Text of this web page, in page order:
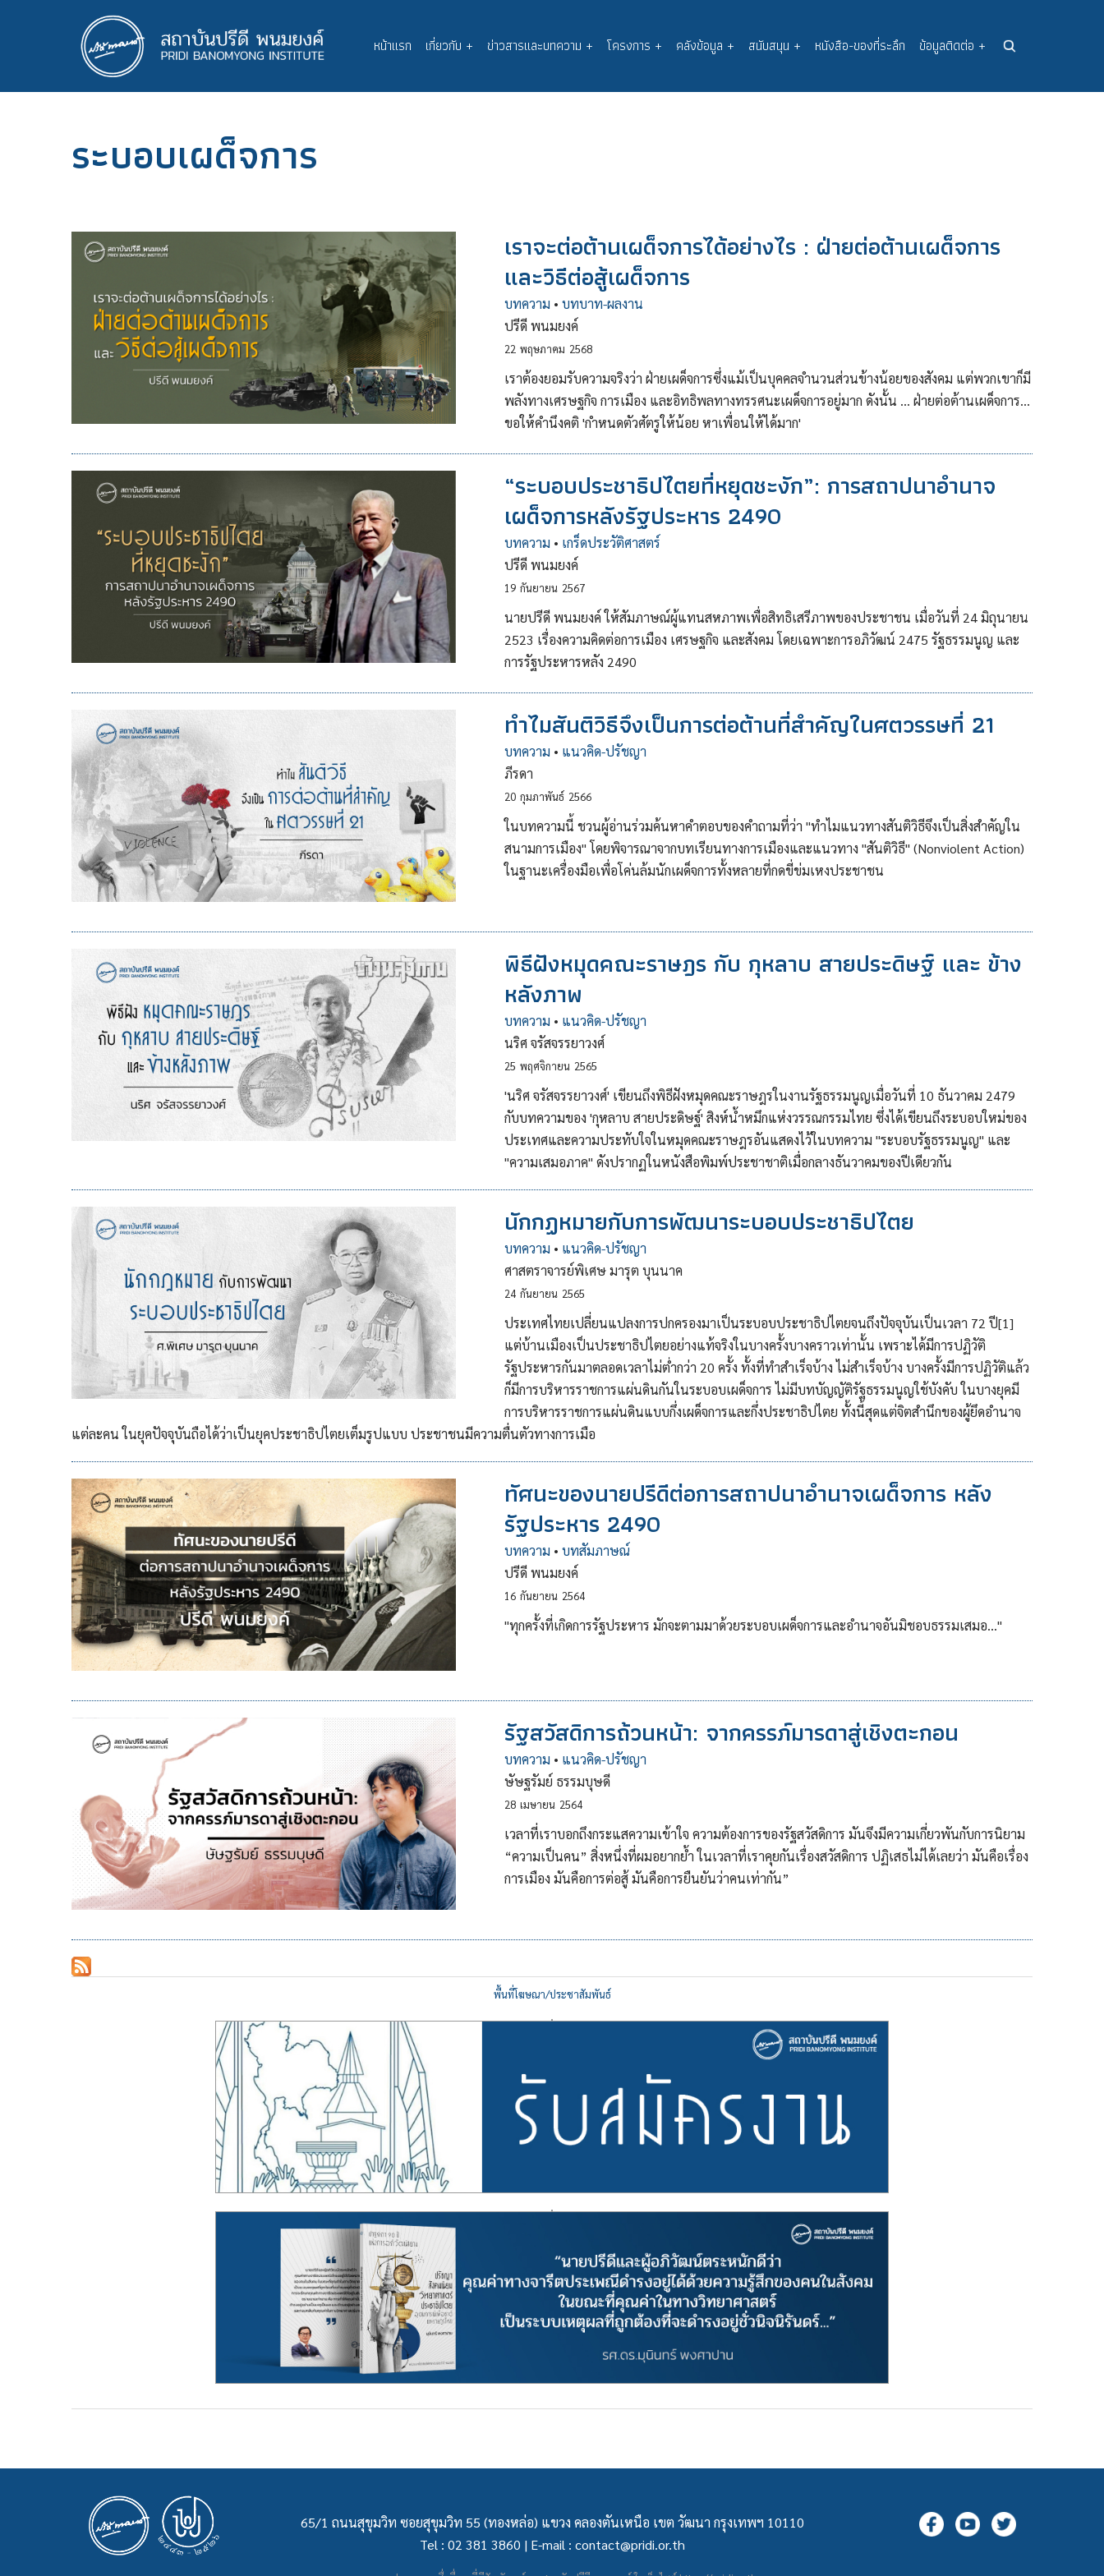
Main
navigation
หน้าแรก เกี่ยวกับ + ข่าวสารและบทความ + โครงการ + คลังข้อมูล + สนับสนุน + หนังสือ-ของที่ระลึก ข้อมูลติดต่อ +
ระบอบเผด็จการ
เราจะต่อต้านเผด็จการได้อย่างไร : ฝ่ายต่อต้านเผด็จการ
และวิธีต่อสู้เผด็จการ
บทความ • บทบาท-ผลงาน
ปรีดี พนมยงค์
22 พฤษภาคม 2568
เราต้องยอมรับความจริงว่า ฝ่ายเผด็จการซึ่งแม้เป็นบุคคลจํานวนส่วนข้างน้อยของสังคม แต่พวกเขาก็มี
พลังทางเศรษฐกิจ การเมือง และอิทธิพลทางทรรศนะเผด็จการอยู่มาก ดังนั้น ... ฝ่ายต่อต้านเผด็จการ...
ขอให้คํานึงคติ 'กําหนดตัวศัตรูให้น้อย หาเพื่อนให้ได้มาก'
“ระบอบประชาธิปไตยที่หยุดชะงัก”: การสถาปนาอำนาจ
เผด็จการหลังรัฐประหาร 2490
บทความ • เกร็ดประวัติศาสตร์
ปรีดี พนมยงค์
19 กันยายน 2567
นายปรีดี พนมยงค์ ให้สัมภาษณ์ผู้แทนสหภาพเพื่อสิทธิเสรีภาพของประชาชน เมื่อวันที่ 24 มิถุนายน
2523 เรื่องความคิดต่อการเมือง เศรษฐกิจ และสังคม โดยเฉพาะการอภิวัฒน์ 2475 รัฐธรรมนูญ และ
การรัฐประหารหลัง 2490
ทำไมสันติวิธีจึงเป็นการต่อต้านที่สำคัญในศตวรรษที่ 21
บทความ • แนวคิด-ปรัชญา
ภีรดา
20 กุมภาพันธ์ 2566
ในบทความนี้ ชวนผู้อ่านร่วมค้นหาคำตอบของคำถามที่ว่า "ทำไมแนวทางสันติวิธีจึงเป็นสิ่งสำคัญใน
สนามการเมือง" โดยพิจารณาจากบทเรียนทางการเมืองและแนวทาง "สันติวิธี" (Nonviolent Action)
ในฐานะเครื่องมือเพื่อโค่นล้มนักเผด็จการทั้งหลายที่กดขี่ข่มเหงประชาชน
พิธีฝังหมุดคณะราษฎร กับ กุหลาบ สายประดิษฐ์ และ ข้าง
หลังภาพ
บทความ • แนวคิด-ปรัชญา
นริศ จรัสจรรยาวงศ์
25 พฤศจิกายน 2565
'นริศ จรัสจรรยาวงศ์' เขียนถึงพิธีฝังหมุดคณะราษฎรในงานรัฐธรรมนูญเมื่อวันที่ 10 ธันวาคม 2479
กับบทความของ 'กุหลาบ สายประดิษฐ์' สิงห์น้ำหมึกแห่งวรรณกรรมไทย ซึ่งได้เขียนถึงระบอบใหม่ของ
ประเทศและความประทับใจในหมุดคณะราษฎรอันแสดงไว้ในบทความ "ระบอบรัฐธรรมนูญ" และ
"ความเสมอภาค" ดังปรากฏในหนังสือพิมพ์ประชาชาติเมื่อกลางธันวาคมของปีเดียวกัน
นักกฏหมายกับการพัฒนาระบอบประชาธิปไตย
บทความ • แนวคิด-ปรัชญา
ศาสตราจารย์พิเศษ มารุต บุนนาค
24 กันยายน 2565
ประเทศไทยเปลี่ยนแปลงการปกครองมาเป็นระบอบประชาธิปไตยจนถึงปัจจุบันเป็นเวลา 72 ปี[1]
แต่บ้านเมืองเป็นประชาธิปไตยอย่างแท้จริงในบางครั้งบางคราวเท่านั้น เพราะได้มีการปฏิวัติ
รัฐประหารกันมาตลอดเวลาไม่ต่ำกว่า 20 ครั้ง ทั้งที่ทำสำเร็จบ้าง ไม่สำเร็จบ้าง บางครั้งมีการปฏิวัติแล้ว
ก็มีการบริหารราชการแผ่นดินกันในระบอบเผด็จการ ไม่มีบทบัญญัติรัฐธรรมนูญใช้บังคับ ในบางยุคมี
การบริหารราชการแผ่นดินแบบกึ่งเผด็จการและกึ่งประชาธิปไตย ทั้งนี้สุดแต่จิตสำนึกของผู้ยึดอำนาจ
แต่ละคน ในยุคปัจจุบันถือได้ว่าเป็นยุคประชาธิปไตยเต็มรูปแบบ ประชาชนมีความตื่นตัวทางการเมือ
ทัศนะของนายปรีดีต่อการสถาปนาอำนาจเผด็จการ หลัง
รัฐประหาร 2490
บทความ • บทสัมภาษณ์
ปรีดี พนมยงค์
16 กันยายน 2564
"ทุกครั้งที่เกิดการรัฐประหาร มักจะตามมาด้วยระบอบเผด็จการและอำนาจอันมิชอบธรรมเสมอ..."
รัฐสวัสดิการถ้วนหน้า: จากครรภ์มารดาสู่เชิงตะกอน
บทความ • แนวคิด-ปรัชญา
ษัษฐรัมย์ ธรรมบุษดี
28 เมษายน 2564
เวลาที่เราบอกถึงกระแสความเข้าใจ ความต้องการของรัฐสวัสดิการ มันจึงมีความเกี่ยวพันกับการนิยาม
“ความเป็นคน” สิ่งหนึ่งที่ผมอยากย้ำ ในเวลาที่เราคุยกันเรื่องสวัสดิการ ปฏิเสธไม่ได้เลยว่า มันคือเรื่อง
การเมือง มันคือการต่อสู้ มันคือการยืนยันว่าคนเท่ากัน”
พื้นที่โฆษณา/ประชาสัมพันธ์
65/1 ถนนสุขุมวิท ซอยสุขุมวิท 55 (ทองหล่อ) แขวง คลองตันเหนือ เขต วัฒนา กรุงเทพฯ 10110
Tel : 02 381 3860 | E-mail : contact@pridi.or.th